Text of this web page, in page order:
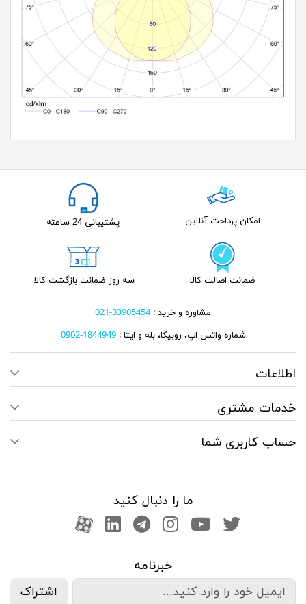
امکان پرداخت آنلاین پشتیبانی 24 ساعته
ضمانت اصالت کالا سه روز ضمانت بازگشت کالا
مشاوره و خرید :33905454-021
شماره واتس اپ، روبیکا، بله و ایتا : 1844949-0902
اطلاعات
خدمات مشتری
حساب کاربری شما
ما را دنبال کنید
صفحه تویتر
کانال یوتوب
اینستاگرام
کانال تلگرام
کانال لینکدین
آپارات
خبرنامه
اشتراک